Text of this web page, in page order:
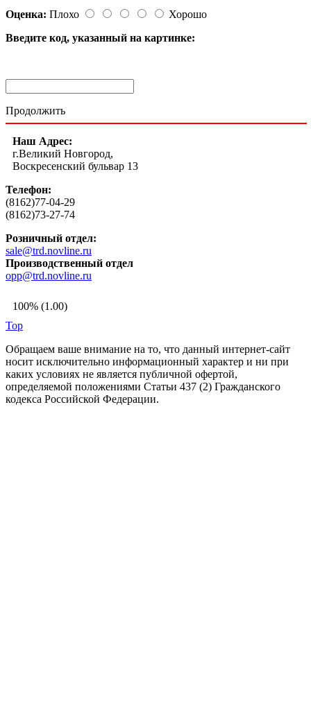
Оценка: Плохо
Хорошо
Введите код, указанный на картинке:
Продолжить
Наш Адрес:
г.Великий Новгород,
Воскресенский бульвар 13
Телефон:
(8162)77-04-29
(8162)73-27-74
Розничный отдел:
sale@trd.novline.ru
Производственный отдел
opp@trd.novline.ru
100% (1.00)
Top
Обращаем ваше внимание на то, что данный интернет-сайт
носит исключительно информационный характер и ни при
каких условиях не является публичной офертой,
определяемой положениями Статьи 437 (2) Гражданского
кодекса Российской Федерации.